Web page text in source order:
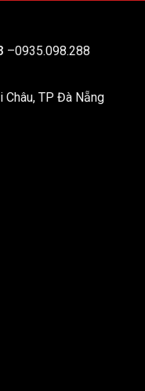
–0935.098.288
Châu, TP Đà Nẵng